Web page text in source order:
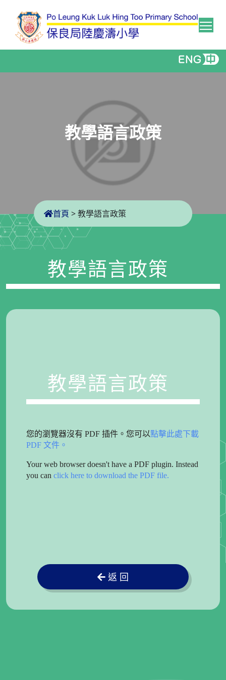
教學語言政策
首頁 >教學語言政策
教學語言政策
教學語言政策
您的瀏覽器沒有 PDF 插件。您可以點擊此處下載
PDF 文件。
Your web browser doesn't have a PDF plugin. Instead
you can click here to download the PDF file.
返 回